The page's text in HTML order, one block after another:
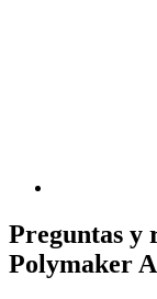
Preguntas y
Polymaker